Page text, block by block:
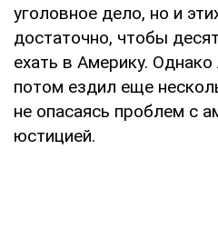
уголовное дело, но и
достаточно, чтобы
ехать в Америку.
потом ездил еще
не опасаясь проблем с
юстицией.